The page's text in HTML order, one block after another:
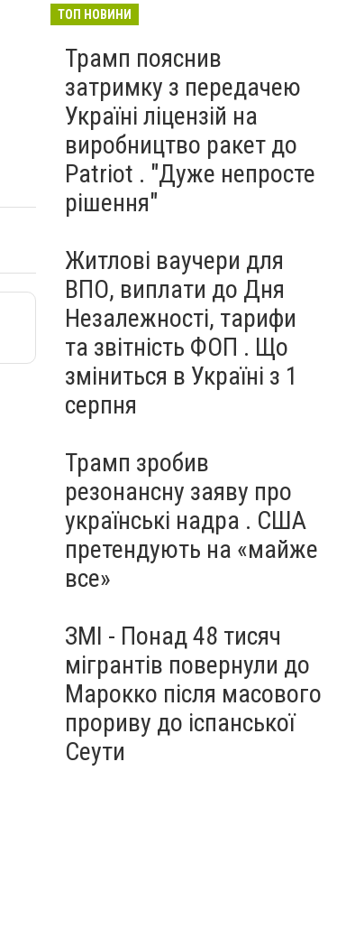
ТОП НОВИНИ
Трамп пояснив
затримку з передачею
Україні ліцензій на
виробництво ракет до
Patriot . "Дуже непросте
рішення"
Житлові ваучери для
ВПО, виплати до Дня
Незалежності, тарифи
та звітність ФОП . Що
зміниться в Україні з 1
серпня
Трамп зробив
резонансну заяву про
українські надра . США
претендують на «майже
все»
ЗМІ - Понад 48 тисяч
мігрантів повернули до
Марокко після масового
прориву до іспанської
Сеути